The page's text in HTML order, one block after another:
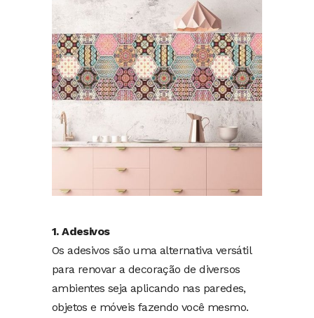
1. Adesivos
Os adesivos são uma alternativa versátil
para renovar a decoração de diversos
ambientes seja aplicando nas paredes,
objetos e móveis fazendo você mesmo.